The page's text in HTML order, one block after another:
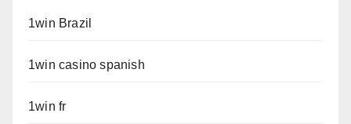
1win Brazil
1win casino spanish
1win fr